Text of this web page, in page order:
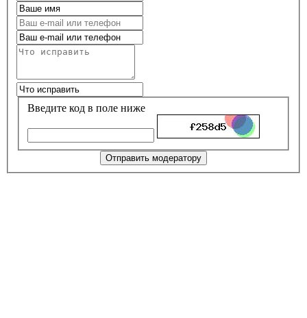
Введите код в поле ниже
Отправить модератору